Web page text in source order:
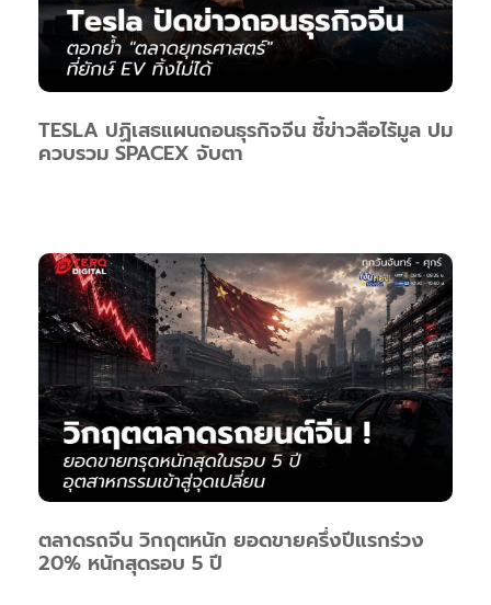
TESLA ปฏิเสธแผนถอนธุรกิจจีน ชี้ข่าวลือไร้มูล ปม
ควบรวม SPACEX จับตา
ตลาดรถจีน วิกฤตหนัก ยอดขายครึ่งปีแรกร่วง
20% หนักสุดรอบ 5 ปี